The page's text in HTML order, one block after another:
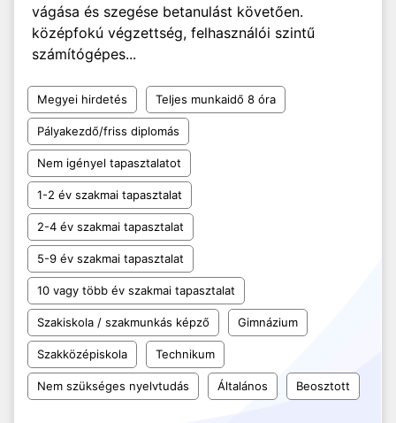
vágása és szegése betanulást követően.
középfokú végzettség, felhasználói szintű
számítógépes...
Megyei hirdetés Teljes munkaidő 8 óra
Pályakezdő/friss diplomás
Nem igényel tapasztalatot
1-2 év szakmai tapasztalat
2-4 év szakmai tapasztalat
5-9 év szakmai tapasztalat
10 vagy több év szakmai tapasztalat
Szakiskola / szakmunkás képző Gimnázium
Szakközépiskola Technikum
Nem szükséges nyelvtudás Általános Beosztott